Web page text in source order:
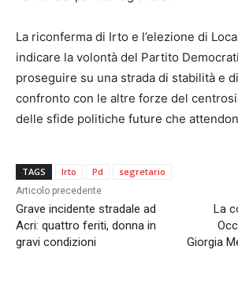
La riconferma di Irto e l’elezione di
indicare la volontà del Partito
proseguire su una strada di stabilità e
confronto con le altre forze del
delle sfide politiche future che
TAGS Irto Pd segretario
Articolo precedente
Grave incidente stradale ad
Acri: quattro feriti, donna in
gravi condizioni
La
Giorgia